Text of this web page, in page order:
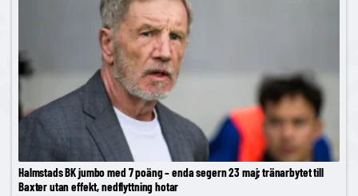
Halmstads BK jumbo med 7 poäng – enda segern 23 maj; tränarbytet till
Baxter utan effekt, nedflyttning hotar